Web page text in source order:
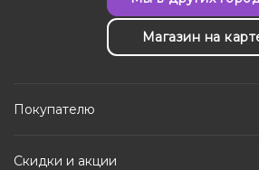
Магазин на
Покупателю
Скидки и акции